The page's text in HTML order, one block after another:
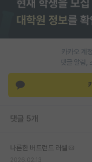
카카오 계
댓글 알람,
댓글 5개
나른한 버트런드 러셀